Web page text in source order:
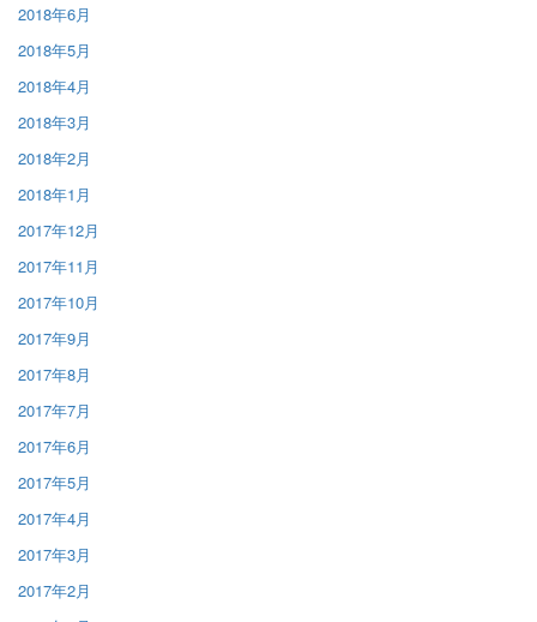
2018年6月
2018年5月
2018年4月
2018年3月
2018年2月
2018年1月
2017年12月
2017年11月
2017年10月
2017年9月
2017年8月
2017年7月
2017年6月
2017年5月
2017年4月
2017年3月
2017年2月